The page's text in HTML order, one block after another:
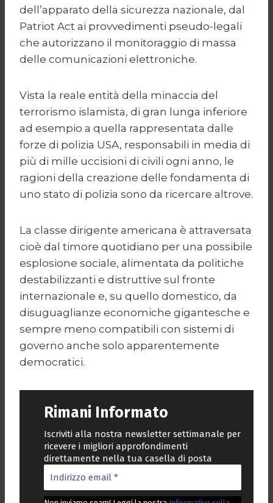
dell’apparato della sicurezza nazionale, dal
Patriot Act ai provvedimenti pseudo-legali
che autorizzano il monitoraggio di massa
delle comunicazioni elettroniche.
Vista la reale entità della minaccia del
terrorismo islamista, di gran lunga inferiore
ad esempio a quella rappresentata dalle
forze di polizia USA, responsabili in media di
più di mille uccisioni di civili ogni anno, le
ragioni della creazione delle fondamenta di
uno stato di polizia sono da ricercare altrove.
La classe dirigente americana è attraversata
cioè dal timore quotidiano per una possibile
esplosione sociale, alimentata da politiche
destabilizzanti e distruttive sul fronte
internazionale e, su quello domestico, da
disuguaglianze economiche gigantesche e
sempre meno compatibili con sistemi di
governo anche solo apparentemente
democratici.
Rimani Informato
Iscriviti alla nostra newsletter settimanale per
ricevere i migliori approfondimenti
direttamente nella tua casella di posta